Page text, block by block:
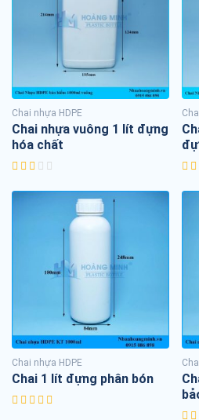
Chai nhựa HDPE
Chai nhựa vuông 1 lít đựng
hóa chất
Chai nhựa HDPE
Chai 1 lít đựng phân bón